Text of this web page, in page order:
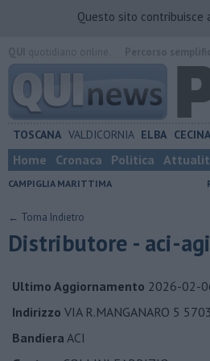
Questo sito contribuisce
TOSCANA VALDICORNIA ELBA CECINA
Home Cronaca Politica
CAMPIGLIA MARITTIMA
← Torna Indietro
Distributore - aci-
Ultimo Aggiornamento 2026-02-
Indirizzo VIA R.MANGANARO 5
Bandiera ACI